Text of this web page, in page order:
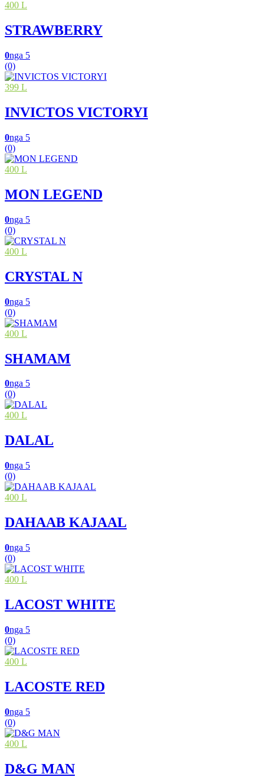
400 L
STRAWBERRY
0nga 5
(0)
399 L
INVICTOS VICTORYI
0nga 5
(0)
400 L
MON LEGEND
0nga 5
(0)
400 L
CRYSTAL N
0nga 5
(0)
400 L
SHAMAM
0nga 5
(0)
400 L
DALAL
0nga 5
(0)
400 L
DAHAAB KAJAAL
0nga 5
(0)
400 L
LACOST WHITE
0nga 5
(0)
400 L
LACOSTE RED
0nga 5
(0)
400 L
D&G MAN